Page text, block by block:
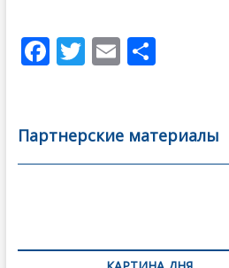
F
b
o
T
er
E
l
О
а
в
Партнерские материалы
по